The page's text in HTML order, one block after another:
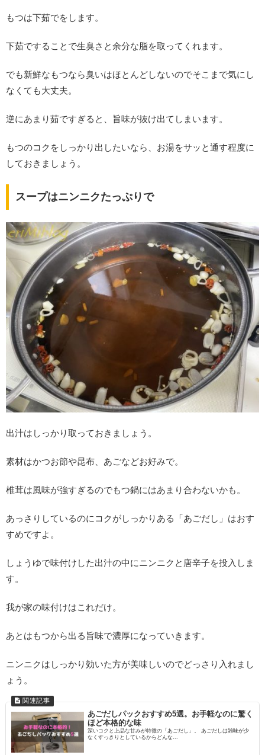
もつは下茹でをします。
下茹ですることで生臭さと余分な脂を取ってくれます。
でも新鮮なもつなら臭いはほとんどしないのでそこまで気にし
なくても大丈夫。
逆にあまり茹ですぎると、旨味が抜け出てしまいます。
もつのコクをしっかり出したいなら、お湯をサッと通す程度に
しておきましょう。
スープはニンニクたっぷりで
出汁はしっかり取っておきましょう。
素材はかつお節や昆布、あごなどお好みで。
椎茸は風味が強すぎるのでもつ鍋にはあまり合わないかも。
あっさりしているのにコクがしっかりある「あごだし」はおす
すめですよ。
しょうゆで味付けした出汁の中にニンニクと唐辛子を投入しま
す。
我が家の味付けはこれだけ。
あとはもつから出る旨味で濃厚になっていきます。
ニンニクはしっかり効いた方が美味しいのでどっさり入れまし
ょう。
あごだしパックおすすめ5選。お手軽なのに驚く
ほど本格的な味
深いコクと上品な甘みが特徴の「あごだし」。 あごだしは雑味が少
なくすっきりとしているからどんな...